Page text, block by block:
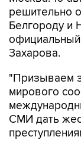
официальный
Захарова.
"Призываем
СМИ дать
комментарии
сайте МИД